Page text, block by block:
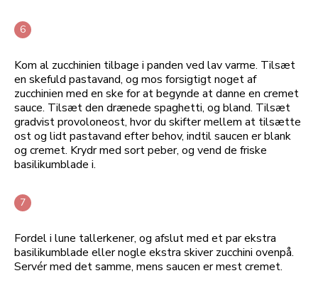
Kom al zucchinien tilbage i panden ved lav varme. Tilsæt
en skefuld pastavand, og mos forsigtigt noget af
zucchinien med en ske for at begynde at danne en cremet
sauce. Tilsæt den drænede spaghetti, og bland. Tilsæt
gradvist provoloneost, hvor du skifter mellem at tilsætte
ost og lidt pastavand efter behov, indtil saucen er blank
og cremet. Krydr med sort peber, og vend de friske
basilikumblade i.
Fordel i lune tallerkener, og afslut med et par ekstra
basilikumblade eller nogle ekstra skiver zucchini ovenpå.
Servér med det samme, mens saucen er mest cremet.